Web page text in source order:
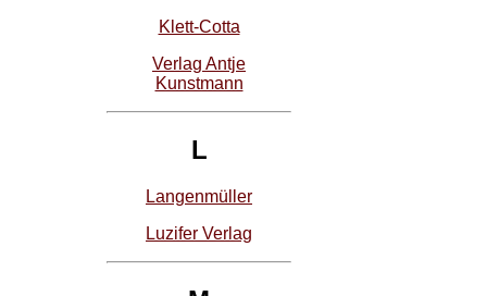
Klett-Cotta
Verlag Antje
Kunstmann
L
Langenmüller
Luzifer Verlag